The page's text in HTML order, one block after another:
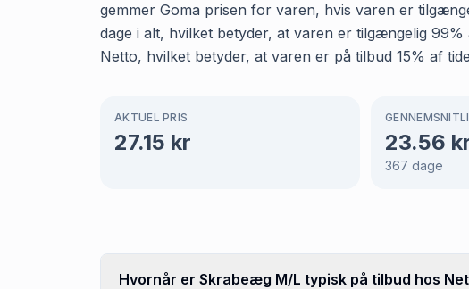
gemmer Goma prisen for varen, hvis varen er
dage i alt, hvilket betyder, at varen er tilgængelig
Netto, hvilket betyder, at varen er på tilbud 15% af
AKTUEL PRIS
27.15 kr 23.56
367 dage
Hvornår er Skrabeæg M/L typisk på tilbud hos